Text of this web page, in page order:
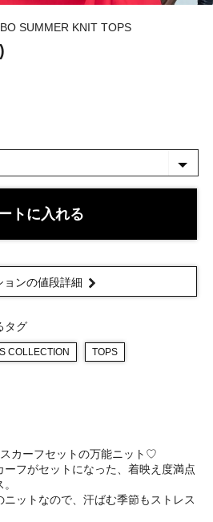
SUMMER KNIT TOPS
トに入れる
ョンの値段詳細
タグ
COLLECTION TOPS
カーフセットの万能ニット♡
ーフがセットになった、着映え度満点
ットなので、汗ばむ季節もストレス